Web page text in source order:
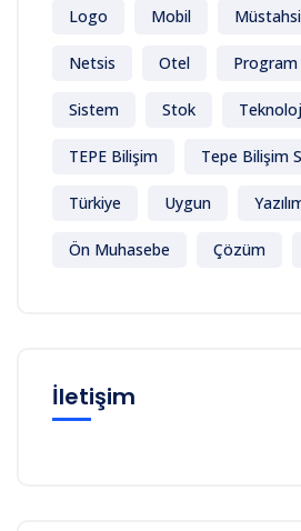
Logo Mobil
Netsis Otel Program
Sistem Stok
TEPE Bilişim Tepe Bilişim
Türkiye Uygun
Ön Muhasebe Çözüm
İletişim